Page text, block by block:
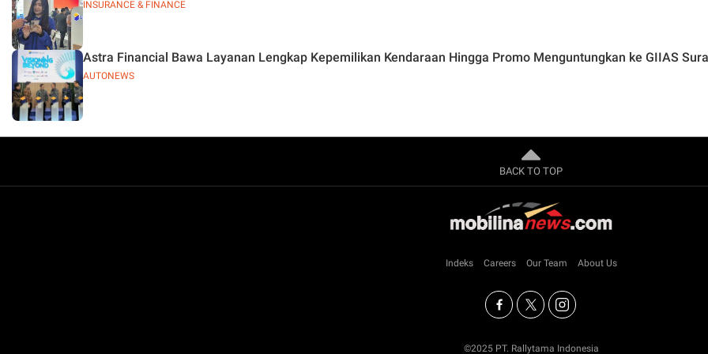
INSURANCE & FINANCE
AUTONEWS
Astra Financial Bawa Layanan Lengkap Kepemilikan Kendaraan Hingga Promo Menguntungkan ke GIIAS
BACK TO TOP
Indeks Careers Our Team About Us
©2025 PT. Rallytama Indonesia